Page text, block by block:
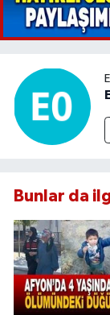
Bunlar da